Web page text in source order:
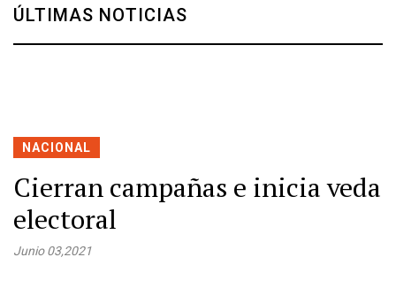
ÚLTIMAS NOTICIAS
NACIONAL
Cierran campañas e inicia veda
electoral
Junio 03,2021